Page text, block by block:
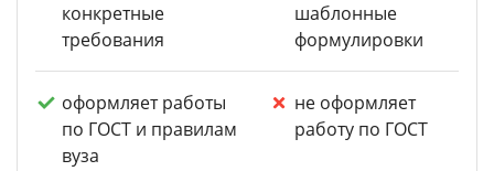
конкретные
требования
шаблонные
формулировки
оформляет работы
по ГОСТ и правилам
вуза
не оформляет
работу по ГОСТ